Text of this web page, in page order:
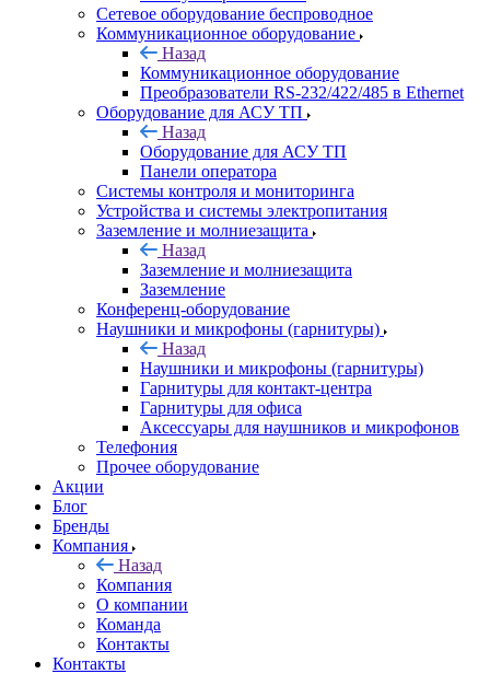
Сетевое оборудование беспроводное
Коммуникационное оборудование
Назад
Коммуникационное оборудование
Преобразователи RS-232/422/485 в Ethernet
Оборудование для АСУ ТП
Назад
Оборудование для АСУ ТП
Панели оператора
Системы контроля и мониторинга
Устройства и системы электропитания
Заземление и молниезащита
Назад
Заземление и молниезащита
Заземление
Конференц-оборудование
Наушники и микрофоны (гарнитуры)
Назад
Наушники и микрофоны (гарнитуры)
Гарнитуры для контакт-центра
Гарнитуры для офиса
Аксессуары для наушников и микрофонов
Телефония
Прочее оборудование
Акции
Блог
Бренды
Компания
Назад
Компания
О компании
Команда
Контакты
Контакты